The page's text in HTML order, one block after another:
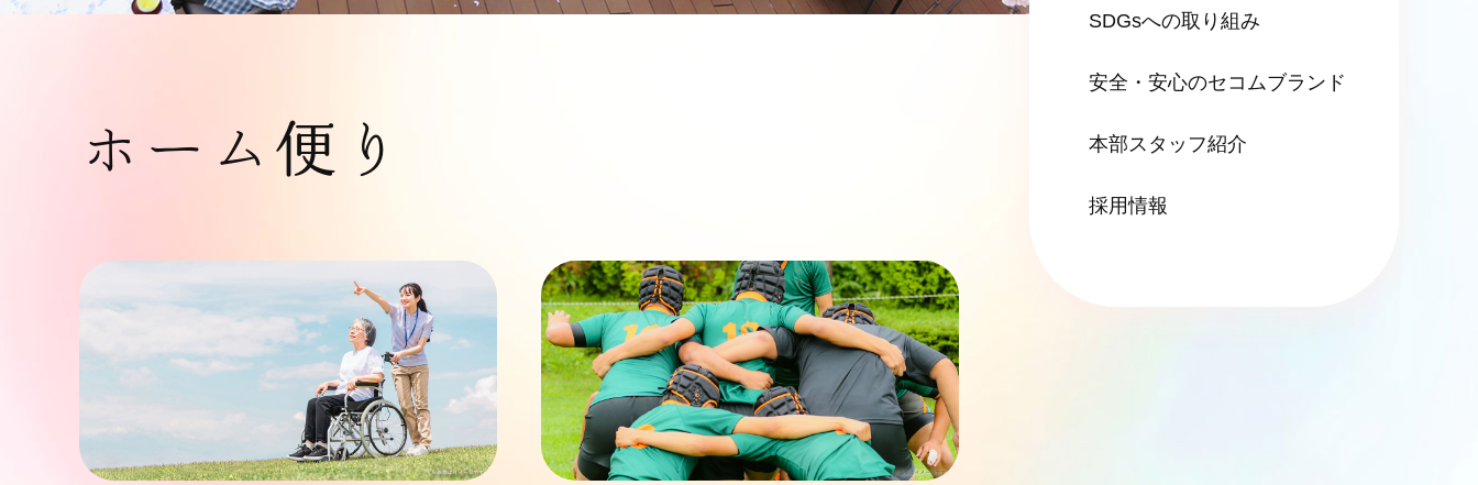
SDGsへの取り組み
安全・安心のセコムブランド
本部スタッフ紹介
採用情報
ホーム便り